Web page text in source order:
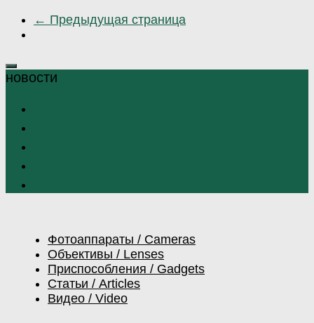
← Предыдущая страница
Фотоаппараты / Cameras
Объективы / Lenses
Приспособления / Gadgets
Статьи / Articles
Видео / Video